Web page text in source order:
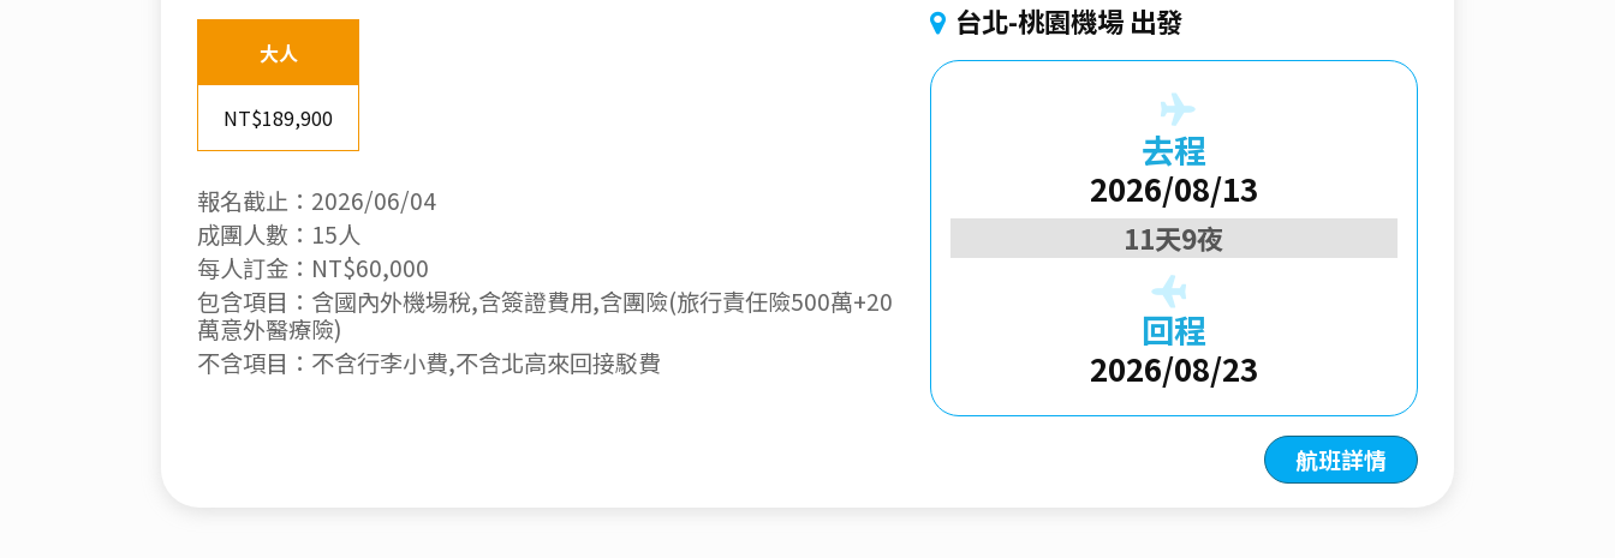
大人
NT$189,900
報名截止：2026/06/04
成團人數：15人
每人訂金：NT$60,000
包含項目：含國內外機場稅,含簽證費用,含團險(旅行責任險500萬+20
萬意外醫療險)
不含項目：不含行李小費,不含北高來回接駁費
台北-桃園機場 出發
去程
2026/08/13
11天9夜
回程
2026/08/23
航班詳情